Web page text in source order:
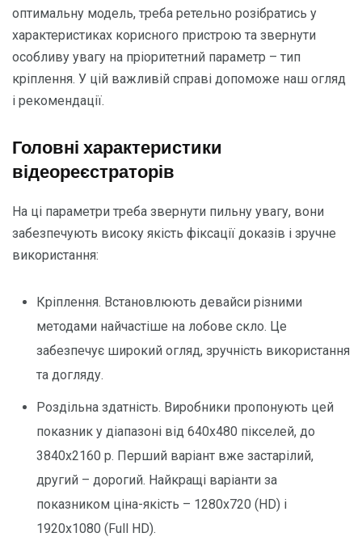
оптимальну модель, треба ретельно розібратись у
характеристиках корисного пристрою та звернути
особливу увагу на пріоритетний параметр – тип
кріплення. У цій важливій справі допоможе наш огляд
і рекомендації.
Головні характеристики
відеореєстраторів
На ці параметри треба звернути пильну увагу, вони
забезпечують високу якість фіксації доказів і зручне
використання:
Кріплення. Встановлюють девайси різними
методами найчастіше на лобове скло. Це
забезпечує широкий огляд, зручність використання
та догляду.
Роздільна здатність. Виробники пропонують цей
показник у діапазоні від 640х480 пікселей, до
3840х2160 p. Перший варіант вже застарілий,
другий – дорогий. Найкращі варіанти за
показником ціна-якість – 1280х720 (HD) і
1920х1080 (Full HD).